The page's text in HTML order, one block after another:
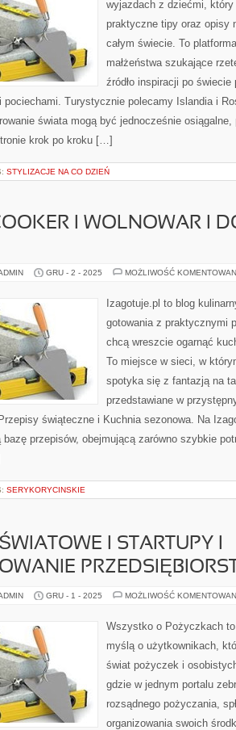
wyjazdach z dziećmi, który
praktyczne tipy oraz opisy
całym świecie. To
małżeństwa szukające
źródło inspiracji po
pociechami. Turystycznie polecamy Islandia i
świata mogą być jednocześnie osiągalne,
krok po kroku […]
STYLIZACJE NA CO DZIEŃ
I WOLNOWAR I
GRU - 2 - 2025 MOŻLIWOŚĆ
Izagotuje.pl to blog
gotowania z praktycznymi
chcą wreszcie ogarnąć
To miejsce w sieci, w
spotyka się z fantazją na
przedstawiane w
świąteczne i Kuchnia sezonowa. Na
bazę przepisów, obejmującą zarówno szybkie
SERYKORYCINSKIE
I STARTUPY I
GRU - 1 - 2025 MOŻLIWOŚĆ
Wszystko o Pożyczkach
myślą o użytkownikach,
świat pożyczek i
gdzie w jednym portalu
rozsądnego pożyczania,
organizowania swoich